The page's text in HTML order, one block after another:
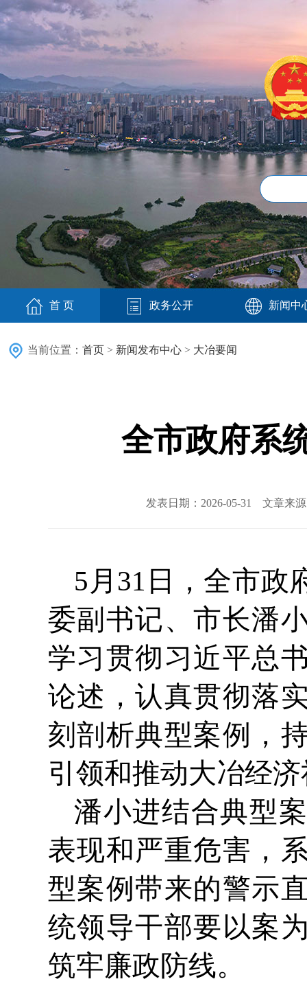
首 页 政务公开 新闻中
当前位置： 首页 > 新闻发布中心 > 大冶要闻
全市政府系
发表日期：2026-05-31 文章来
5月31日，全市政
委副书记、市长潘
学习贯彻习近平总
论述，认真贯彻落
刻剖析典型案例，
引领和推动大冶经
潘小进结合典型
表现和严重危害，
型案例带来的警示
统领导干部要以案
筑牢廉政防线。